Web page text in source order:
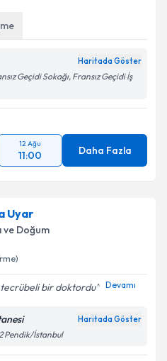
Haritada Göster
Geçidi Sokağı, Fransız Geçidi İş
12 Ağu
11:00 Daha Fazla
Uyar
ve Doğum
tecrübeli bir doktordu Devamı
Haritada Göster
Pendik/İstanbul